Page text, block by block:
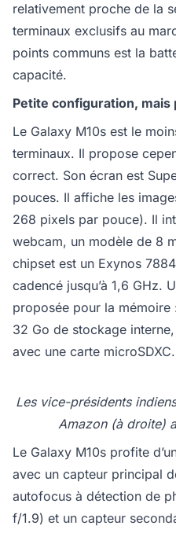
relativement proche de la
terminaux exclusifs au
points communs est la
capacité.
Petite configuration, mais
Le Galaxy M10s est le
terminaux. Il propose
correct. Son écran est
pouces. Il affiche les
268 pixels par pouce). Il
webcam, un modèle de 8
chipset est un Exynos
cadencé jusqu’à 1,6 GHz.
proposée pour la
32 Go de stockage
avec une carte microSDXC.
Les vice-présidents
Amazon (à droite)
Le Galaxy M10s profite
avec un capteur principal
autofocus à détection de
f/1.9) et un capteur